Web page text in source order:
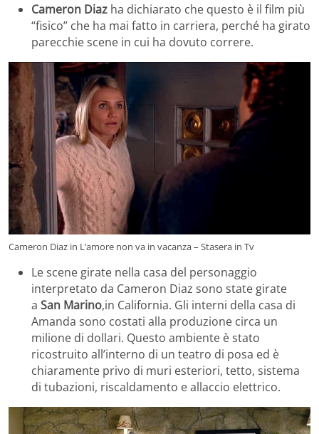
Cameron Diaz ha dichiarato che questo è il film più
“fisico” che ha mai fatto in carriera, perché ha girato
parecchie scene in cui ha dovuto correre.
Cameron Diaz in L’amore non va in vacanza – Stasera in Tv
Le scene girate nella casa del personaggio
interpretato da Cameron Diaz sono state girate
a San Marino,in California. Gli interni della casa di
Amanda sono costati alla produzione circa un
milione di dollari. Questo ambiente è stato
ricostruito all’interno di un teatro di posa ed è
chiaramente privo di muri esteriori, tetto, sistema
di tubazioni, riscaldamento e allaccio elettrico.